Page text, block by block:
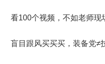
看100个视频，不如老师现
盲目跟风买买买，装备党≠